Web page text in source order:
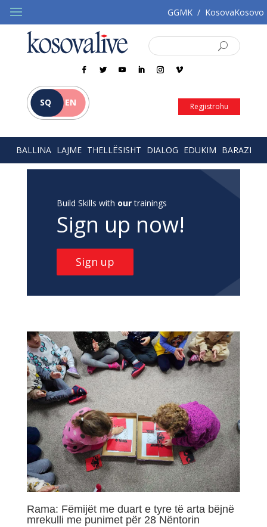
GGMK / KosovaKosovo
SQ EN Regjistrohu
BALLINA LAJME THELLËSISHT DIALOG EDUKIM BARAZI
Build Skills with ourtrainings
Sign up now!
Sign up
Rama: Fëmijët me duart e tyre të arta bëjnë
mrekulli me punimet për 28 Nëntorin